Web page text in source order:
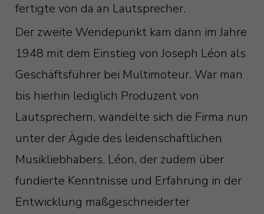
fertigte von da an Lautsprecher.
Der zweite Wendepunkt kam dann im Jahre
1948 mit dem Einstieg von Joseph Léon als
Geschäftsführer bei Multimoteur. War man
bis hierhin lediglich Produzent von
Lautsprechern, wandelte sich die Firma nun
unter der Ägide des leidenschaftlichen
Musikliebhabers. Léon, der zudem über
fundierte Kenntnisse und Erfahrung in der
Entwicklung maßgeschneiderter